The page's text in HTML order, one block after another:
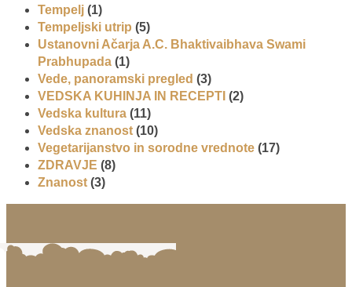
Tempelj (1)
Tempeljski utrip (5)
Ustanovni Ačarja A.C. Bhaktivaibhava Swami
Prabhupada (1)
Vede, panoramski pregled (3)
VEDSKA KUHINJA IN RECEPTI (2)
Vedska kultura (11)
Vedska znanost (10)
Vegetarijanstvo in sorodne vrednote (17)
ZDRAVJE (8)
Znanost (3)